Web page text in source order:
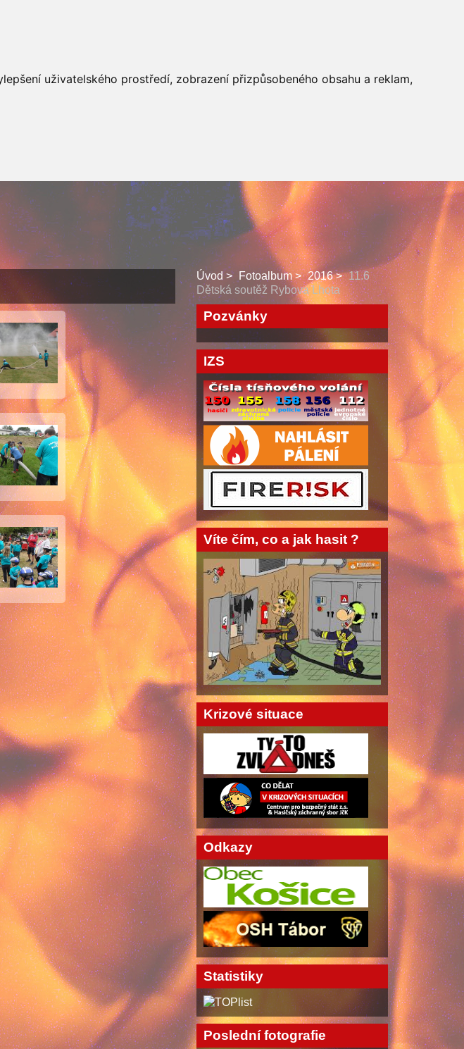
uživatelského prostředí, zobrazení přizpůsobeného obsahu a reklam,
Úvod Fotoalbum 2016
11.6
Dětská soutěž Rybova Lhota
Pozvánky
IZS
Víte čím, co a jak hasit ?
Krizové situace
Odkazy
Statistiky
Poslední fotografie